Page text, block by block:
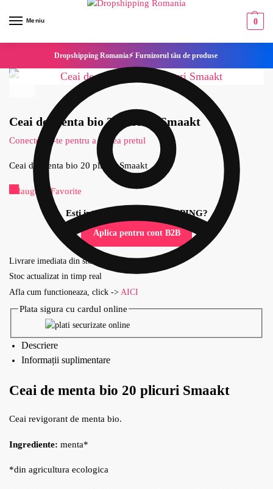
Meniu 0
Dropshipping Romania⚡ Furnizorul tău de produse
Ceai de menta bio 20 plicuri Smaakt
Conecteaza-te pentru a vedea pretul
Ceai de menta bio 20 plicuri Smaakt
Adaugă la Favorite
Esti interesat de DROPSHIPPING?
Aplica pentru cont B2B
Livrare imediata din stoc
Stoc actualizat in timp real
Afla cum functioneaza, click -> AICI
Plata sigura cu cardul online
Descriere
Informații suplimentare
Ceai de menta bio 20 plicuri Smaakt
Ceai revigorant de menta bio.
Ingrediente: menta*
*din agricultura ecologica